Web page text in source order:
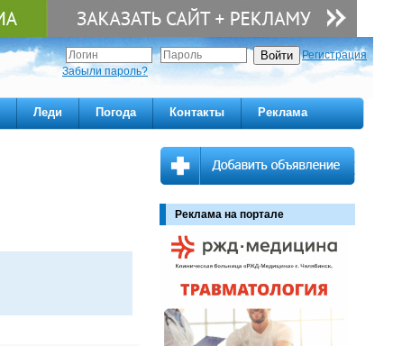
Регистрация
Забыли пароль?
Леди Погода Контакты Реклама
Реклама на портале